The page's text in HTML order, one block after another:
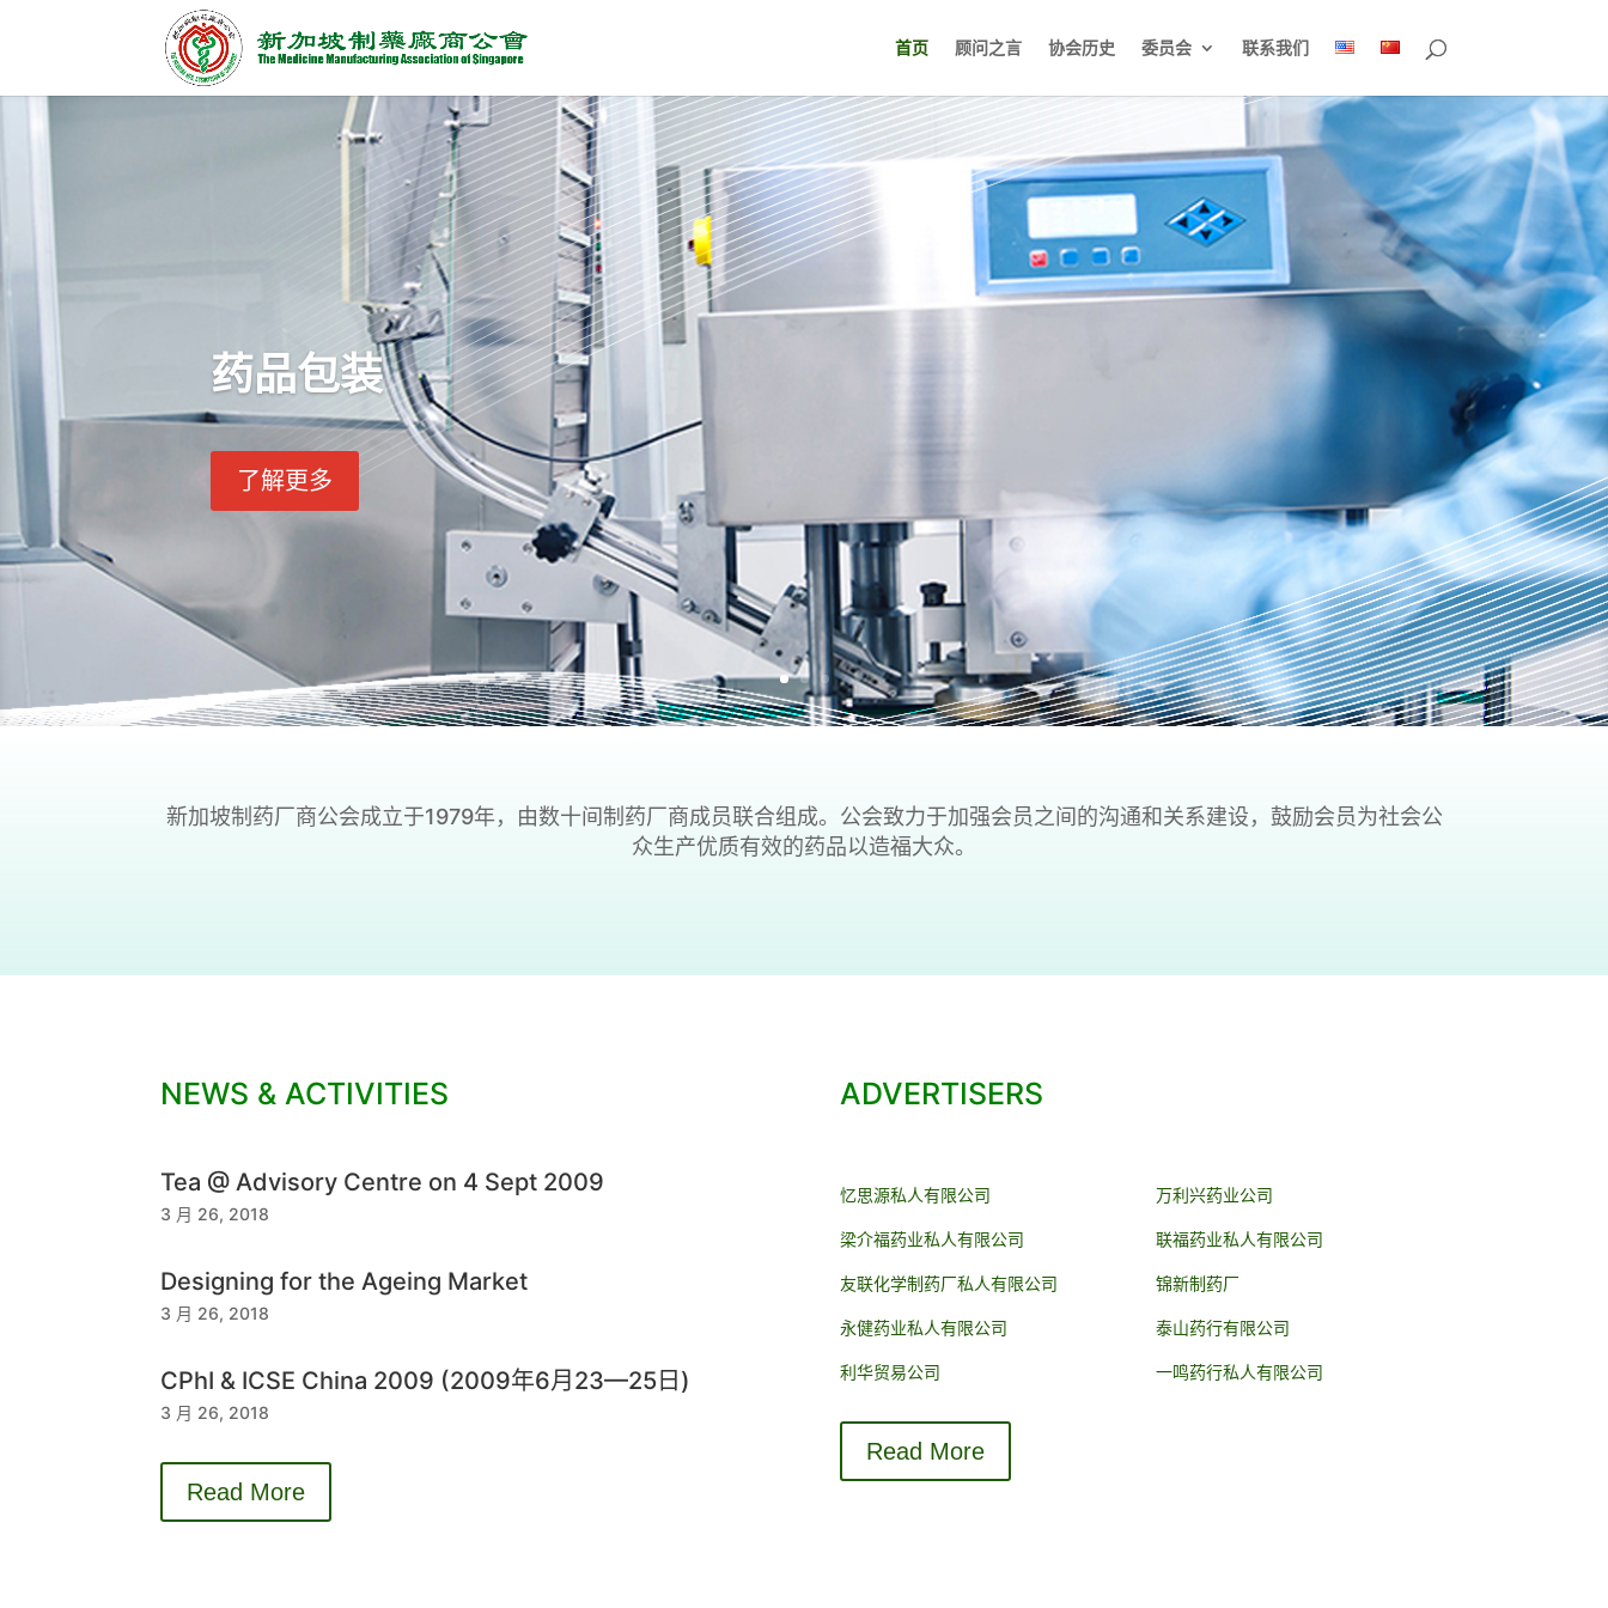
首页 顾问之言 协会历史 委员会 联系我们
药品包装
了解更多
新加坡制药厂商公会成立于1979年，由数十间制药厂商成员联合组成。公会致力于加强会员之间的沟通和关系建设，鼓励会员为社会公
众生产优质有效的药品以造福大众。
NEWS & ACTIVITIES
Tea @ Advisory Centre on 4 Sept 2009
3 月 26, 2018
Designing for the Ageing Market
3 月 26, 2018
CPhI & ICSE China 2009 (2009年6月23—25日)
3 月 26, 2018
Read More
ADVERTISERS
忆思源私人有限公司
梁介福药业私人有限公司
友联化学制药厂私人有限公司
永健药业私人有限公司
利华贸易公司
万利兴药业公司
联福药业私人有限公司
锦新制药厂
泰山药行有限公司
一鸣药行私人有限公司
Read More